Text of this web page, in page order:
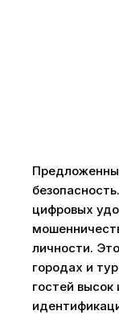
цифровых
личности.
городах и
гостей